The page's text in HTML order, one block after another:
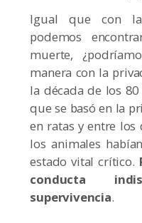
Igual que con
podemos
muerte,
manera con la
la década de los
que se basó en la
en ratas y entre
los animales
estado vital crítico.
conducta
supervivencia.